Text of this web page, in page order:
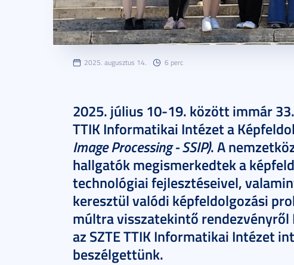
2025. augusztus 14. 6 perc
2025. július 10-19. között immár
TTIK Informatikai Intézet a
Image Processing - SSIP). A
hallgatók megismerkedtek a
technológiai fejlesztéseivel,
keresztül valódi képfeldolgozási
múltra visszatekintő rendezvényről
az SZTE TTIK Informatikai Intézet
beszélgettünk.